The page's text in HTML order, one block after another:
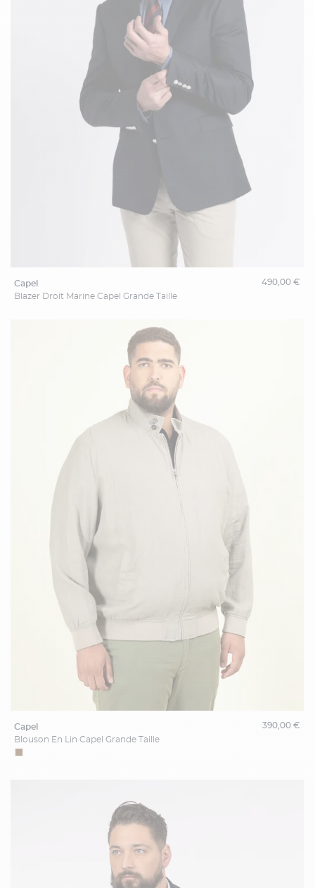
capel
Blazer Droit Marine Capel Grande Taille
490,00 €
capel
Blouson En Lin Capel Grande Taille
390,00 €